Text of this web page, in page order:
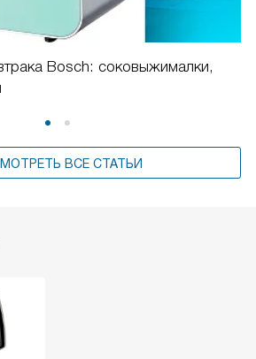
Bosch: соковыжималки,
ВСЕ СТАТЬИ